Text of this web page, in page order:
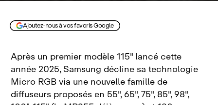
Ajoutez-nous à vos favoris Google
Après un premier modèle 115" lancé cette
année 2025, Samsung décline sa technologie
Micro RGB via une nouvelle famille de
diffuseurs proposés en 55", 65", 75", 85", 98",